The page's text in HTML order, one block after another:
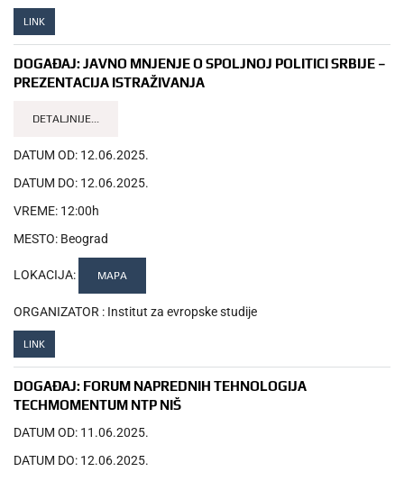
LINK
DOGAĐAJ:JAVNO MNJENJE O SPOLJNOJ POLITICI SRBIJE –
PREZENTACIJA ISTRAŽIVANJA
DETALJNIJE...
DATUM OD: 12.06.2025.
DATUM DO: 12.06.2025.
VREME: 12:00h
MESTO: Beograd
LOKACIJA: MAPA
ORGANIZATOR : Institut za evropske studije
LINK
DOGAĐAJ: FORUM NAPREDNIH TEHNOLOGIJA
TECHMOMENTUM NTP NIŠ
DATUM OD: 11.06.2025.
DATUM DO: 12.06.2025.